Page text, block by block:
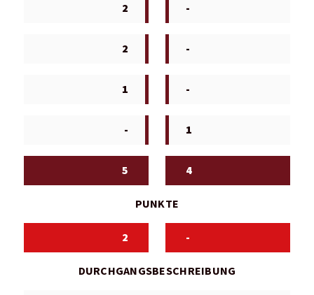
2 -
2 -
1 -
- 1
5 4
PUNKTE
2 -
DURCHGANGSBESCHREIBUNG